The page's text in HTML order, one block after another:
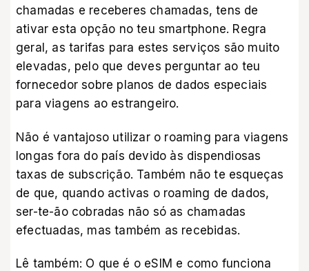
chamadas e receberes chamadas, tens de
ativar esta opção no teu smartphone. Regra
geral, as tarifas para estes serviços são muito
elevadas, pelo que deves perguntar ao teu
fornecedor sobre planos de dados especiais
para viagens ao estrangeiro.
Não é vantajoso utilizar o roaming para viagens
longas fora do país devido às dispendiosas
taxas de subscrição. Também não te esqueças
de que, quando activas o roaming de dados,
ser-te-ão cobradas não só as chamadas
efectuadas, mas também as recebidas.
Lê também: O que é o eSIM e como funciona